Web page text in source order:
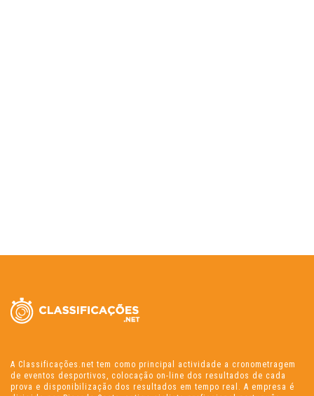
A Classificações.net tem como principal actividade a cronometragem
de eventos desportivos, colocação on-line dos resultados de cada
prova e disponibilização dos resultados em tempo real. A empresa é